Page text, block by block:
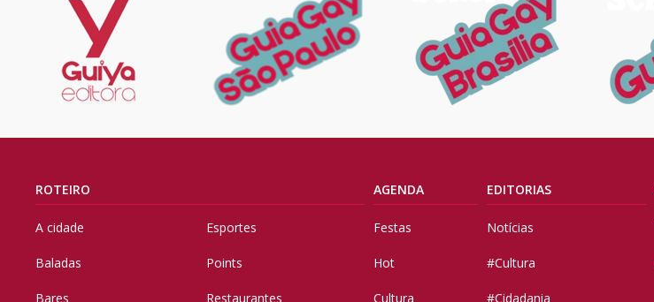
ROTEIRO
A cidade
Baladas
Bares
Esportes
Points
Restaurantes
AGENDA
Festas
Hot
Cultura
EDITORIAS
Notícias
#Cultura
#Cidadania